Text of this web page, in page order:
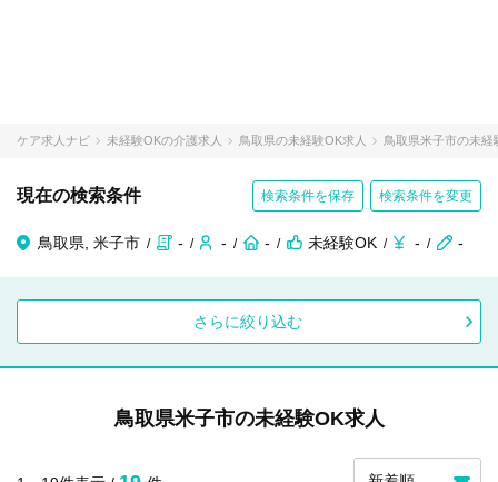
ケア求人ナビ 未経験OKの介護求人 鳥取県の未経験OK求人 鳥取県米子市の未経
現在の検索条件 検索条件を保存 検索条件を変更
鳥取県, 米子市 - - - 未経験OK - -
さらに絞り込む
鳥取県米子市の未経験OK求人